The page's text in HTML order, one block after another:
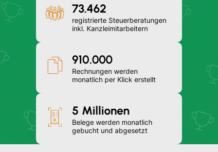
73.462
registrierte Steuerberatungen
inkl. Kanzleimitarbeitern
910.000
Rechnungen werden
monatlich per Klick erstellt
5 Millionen
Belege werden monatlich
gebucht und abgesetzt